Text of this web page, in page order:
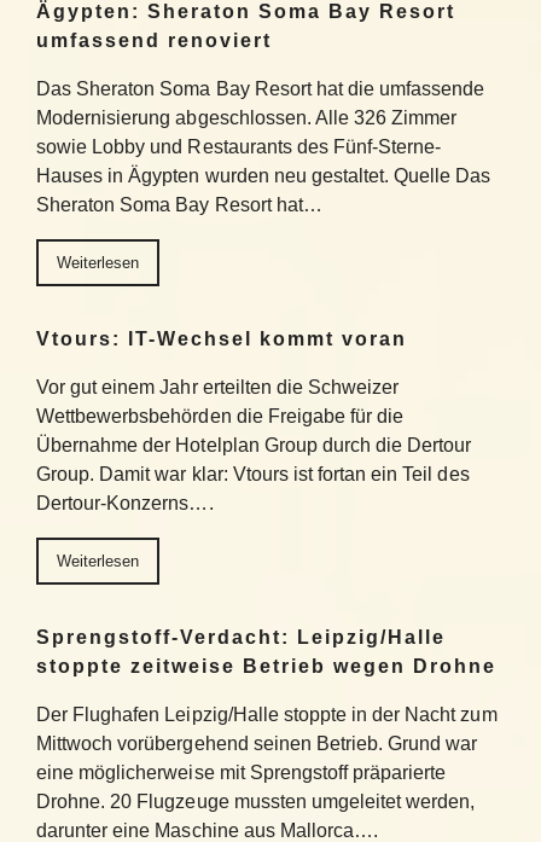
Ägypten: Sheraton Soma Bay Resort
umfassend renoviert
Das Sheraton Soma Bay Resort hat die umfassende
Modernisierung abgeschlossen. Alle 326 Zimmer
sowie Lobby und Restaurants des Fünf-Sterne-
Hauses in Ägypten wurden neu gestaltet. Quelle Das
Sheraton Soma Bay Resort hat…
Weiterlesen
Vtours: IT-Wechsel kommt voran
Vor gut einem Jahr erteilten die Schweizer
Wettbewerbsbehörden die Freigabe für die
Übernahme der Hotelplan Group durch die Dertour
Group. Damit war klar: Vtours ist fortan ein Teil des
Dertour-Konzerns….
Weiterlesen
Sprengstoff-Verdacht: Leipzig/Halle
stoppte zeitweise Betrieb wegen Drohne
Der Flughafen Leipzig/Halle stoppte in der Nacht zum
Mittwoch vorübergehend seinen Betrieb. Grund war
eine möglicherweise mit Sprengstoff präparierte
Drohne. 20 Flugzeuge mussten umgeleitet werden,
darunter eine Maschine aus Mallorca….